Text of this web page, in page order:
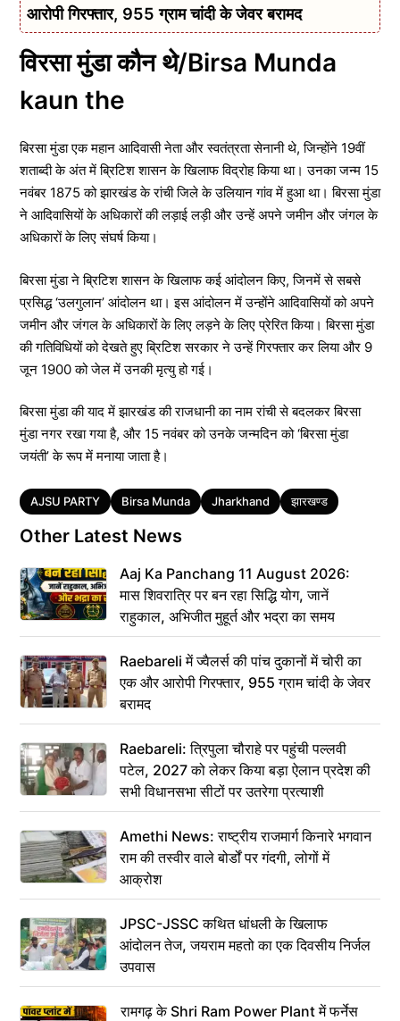
आरोपी गिरफ्तार, 955 ग्राम चांदी के जेवर बरामद
विरसा मुंडा कौन थे/Birsa Munda
kaun the
बिरसा मुंडा एक महान आदिवासी नेता और स्वतंत्रता सेनानी थे, जिन्होंने 19वीं
शताब्दी के अंत में ब्रिटिश शासन के खिलाफ विद्रोह किया था। उनका जन्म 15
नवंबर 1875 को झारखंड के रांची जिले के उलियान गांव में हुआ था। बिरसा मुंडा
ने आदिवासियों के अधिकारों की लड़ाई लड़ी और उन्हें अपने जमीन और जंगल के
अधिकारों के लिए संघर्ष किया।
बिरसा मुंडा ने ब्रिटिश शासन के खिलाफ कई आंदोलन किए, जिनमें से सबसे
प्रसिद्ध ‘उलगुलान’ आंदोलन था। इस आंदोलन में उन्होंने आदिवासियों को अपने
जमीन और जंगल के अधिकारों के लिए लड़ने के लिए प्रेरित किया। बिरसा मुंडा
की गतिविधियों को देखते हुए ब्रिटिश सरकार ने उन्हें गिरफ्तार कर लिया और 9
जून 1900 को जेल में उनकी मृत्यु हो गई।
बिरसा मुंडा की याद में झारखंड की राजधानी का नाम रांची से बदलकर बिरसा
मुंडा नगर रखा गया है, और 15 नवंबर को उनके जन्मदिन को ‘बिरसा मुंडा
जयंती’ के रूप में मनाया जाता है।
Tags
AJSU PARTY Birsa Munda Jharkhand झारखण्ड
Other Latest News
Aaj Ka Panchang 11 August 2026:
मास शिवरात्रि पर बन रहा सिद्धि योग, जानें
राहुकाल, अभिजीत मुहूर्त और भद्रा का समय
Raebareli में ज्वैलर्स की पांच दुकानों में चोरी का
एक और आरोपी गिरफ्तार, 955 ग्राम चांदी के जेवर
बरामद
Raebareli: त्रिपुला चौराहे पर पहुंची पल्लवी
पटेल, 2027 को लेकर किया बड़ा ऐलान प्रदेश की
सभी विधानसभा सीटों पर उतरेगा प्रत्याशी
Amethi News: राष्ट्रीय राजमार्ग किनारे भगवान
राम की तस्वीर वाले बोर्डों पर गंदगी, लोगों में
आक्रोश
JPSC-JSSC कथित धांधली के खिलाफ
आंदोलन तेज, जयराम महतो का एक दिवसीय निर्जल
उपवास
रामगढ़ के Shri Ram Power Plant में फर्नेस